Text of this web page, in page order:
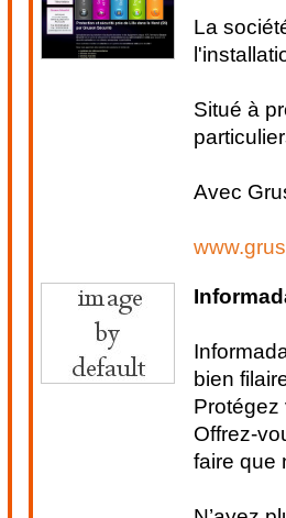
La
Situé à
Avec
bien
Protégez
Offrez-
faire que